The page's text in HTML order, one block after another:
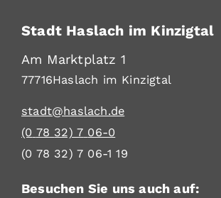
Stadt Haslach im Kinzigtal
Am Marktplatz 1
77716Haslach im Kinzigtal
stadt@haslach.de
(0 78 32) 7 06-0
(0 78 32) 7 06-1 19
Besuchen Sie uns auch auf: